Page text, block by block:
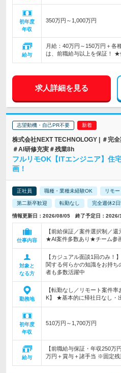
初年度
年収
350万円～1,000万円
給与
月給：40万円～150万円＋
は、前職給与以上を保証！ ★
求人詳細を見る
志望動機・自己PR不要
株式会社NEXT TECHNOLOGY | ＃完
＃AI研修充実＃残業8h
フルリモOK【ITエンジニア】
画！
正社員 職種・業種未経験OK リモ
第二新卒歓迎 転勤なし 完全週休2日
情報更新日：2026/08/05 終了予定日：2026/
仕事内容
【前給保証／案件選択制／
★AI案件多数あり★チーム参
対象と
なる方
【カジュアル面談1回のみ
関する何らかの知識をお持
者も多数活躍中
勤務地
【転勤なし／リモート案件
K】 ★基本的に帰社日なし・
初年度
年収
510万円～1,700万円
給与
【前職給与保証・年収250万
万円＋賞与＋諸手当 ※固定残